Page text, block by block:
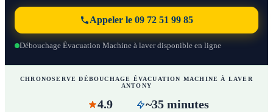
Appeler le 09 72 51 99 85
Débouchage Évacuation Machine à laver disponible en ligne
CHRONOSERVE DÉBOUCHAGE ÉVACUATION MACHINE À LAVER
ANTONY
4.9 ~35 minutes